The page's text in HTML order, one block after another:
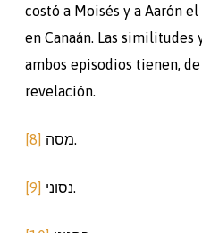
costó a Moisés y a Aarón
en Canaán. Las
ambos episodios tienen,
revelación.
[8] מסה.
[9] נסוני.